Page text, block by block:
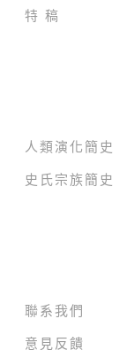
特 稿
人類演化簡史
史氏宗族簡史
聯系我們
意見反饋